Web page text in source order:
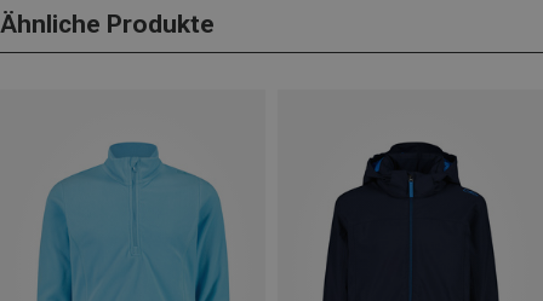
Ähnliche Produkte